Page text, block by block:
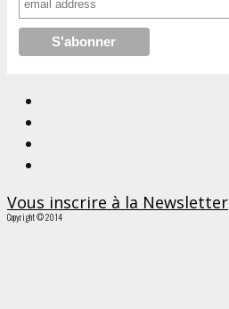
Vous inscrire à la Newsletter
Copyright © 2014